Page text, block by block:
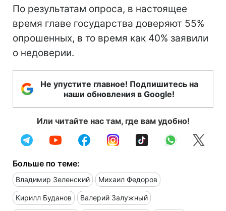
По результатам опроса, в настоящее
время главе государства доверяют 55%
опрошенных, в то время как 40% заявили
о недоверии.
Не упустите главное! Подпишитесь на
наши обновления в Google!
Или читайте нас там, где вам удобно!
Больше по теме:
Владимир Зеленский Михаил Федоров
Кирилл Буданов Валерий Залужный